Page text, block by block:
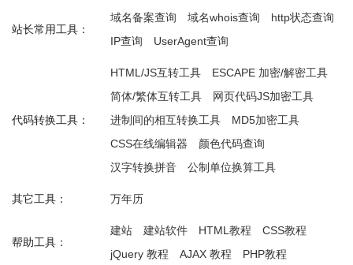
站长常用工具：
域名备案查询 域名whois查询
http状态查询
IP查询
UserAgent查询
代码转换工具：
HTML/JS互转工具
ESCAPE 加密/解密工具
简体/繁体互转工具
网页代码JS加密工具
进制间的相互转换工具
MD5加密工具
CSS在线编辑器
颜色代码查询
汉字转换拼音
公制单位换算工具
其它工具： 万年历
帮助工具：
建站 建站软件 HTML教程
CSS教程
jQuery 教程
AJAX 教程 PHP教程